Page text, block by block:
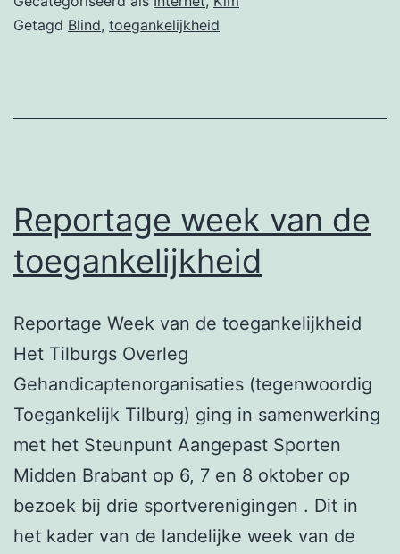
Getagd Blind, toegankelijkheid
Reportage week van de
toegankelijkheid
Reportage Week van de toegankelijkheid
Het Tilburgs Overleg
Gehandicaptenorganisaties (tegenwoordig
Toegankelijk Tilburg) ging in samenwerking
met het Steunpunt Aangepast Sporten
Midden Brabant op 6, 7 en 8 oktober op
bezoek bij drie sportverenigingen . Dit in
het kader van de landelijke week van de